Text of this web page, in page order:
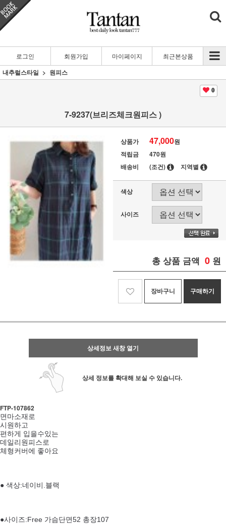
로그인 회원가입 마이페이지 최근본상품
내추럴스타일 원피스
0
7-9237(브리즈체크원피스 )
상품가 47,000원
적립금
470원
배송비
(조건) 지역별
색상
사이즈
총 상품 금액 0 원
장바구니 구매하기
상세정보 새창 열기
상세 정보를 확대해 보실 수 있습니다.
FTP- 107862
면마소재로
시원하고
편하게 입을수있는
데일리원피스로
체형커버에 좋아요
● 색상:네이비.블랙
●사이즈:Free 가슴단면52 총장107